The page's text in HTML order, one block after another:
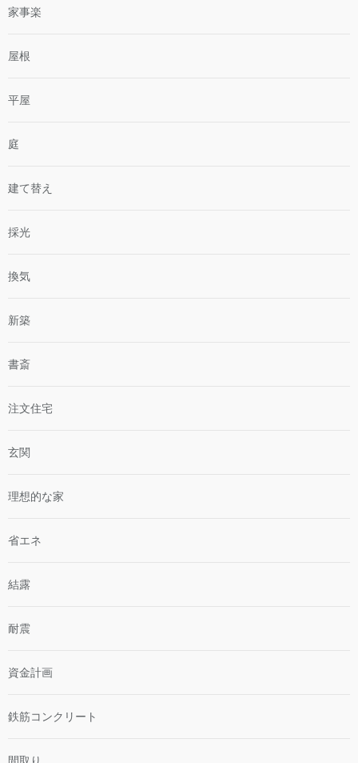
家事楽
屋根
平屋
庭
建て替え
採光
換気
新築
書斎
注文住宅
玄関
理想的な家
省エネ
結露
耐震
資金計画
鉄筋コンクリート
間取り